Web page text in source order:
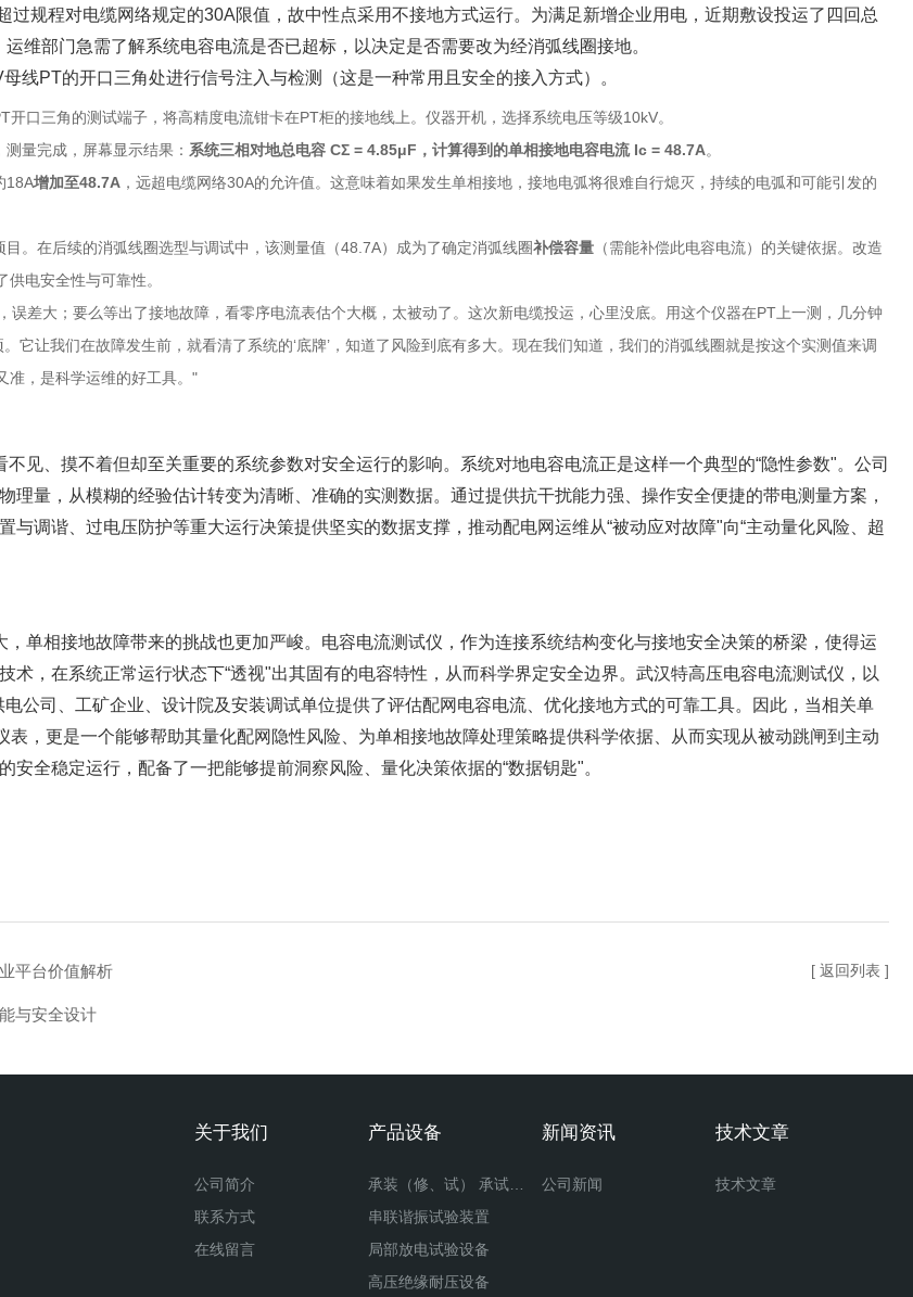
规程对电缆网络规定的30A限值，故中性点采用不接地方式运行。为满足新增企业用电，近期敷设投运了四回总
维部门急需了解系统电容电流是否已超标，以决定是否需要改为经消弧线圈接地。
线PT的开口三角处进行信号注入与检测（这是一种常用且安全的接入方式）。
口三角的测试端子，将高精度电流钳卡在PT柜的接地线上。仪器开机，选择系统电压等级10kV。
量完成，屏幕显示结果：‌ 系统三相对地总电容 CΣ = 4.85μF，计算得到的单相接地电容电流 Ic = 48.7A‌。
18A‌增加至48.7A ‌，远超电缆网络30A的允许值。这意味着如果发生单相接地，接地电弧将很难自行熄灭，持续的电弧和可能引发的
。在后续的消弧线圈选型与调试中，该测量值（48.7A）成为了确定消弧线圈‌补偿容量 ‌（需能补偿此电容电流）的关键依据。改造
电安全性与可靠性。
误差大；要么等出了接地故障，看零序电流表估个大概，太被动了。这次新电缆投运，心里没底。用这个仪器在PT上一测，几分钟
让我们在故障发生前，就看清了系统的‘底牌’，知道了风险到底有多大。现在我们知道，我们的消弧线圈就是按这个实测值来调
准，是科学运维的好工具。"
见、摸不着但却至关重要的系统参数对安全运行的影响。系统对地电容电流正是这样一个典型的“隐性参数"。公司
量，从模糊的经验估计转变为清晰、准确的实测数据。通过提供抗干扰能力强、操作安全便捷的带电测量方案，
调谐、过电压防护等重大运行决策提供坚实的数据支撑，推动配电网运维从“被动应对故障"向“主动量化风险、超
单相接地故障带来的挑战也更加严峻。电容电流测试仪，作为连接系统结构变化与接地安全决策的桥梁，使得运
，在系统正常运行状态下“透视"出其固有的电容特性，从而科学界定安全边界。武汉特高压电容电流测试仪，以
公司、工矿企业、设计院及安装调试单位提供了评估配网电容电流、优化接地方式的可靠工具。因此，当相关单
，更是一个能够帮助其量化配网隐性风险、为单相接地故障处理策略提供科学依据、从而实现从被动跳闸到主动
全稳定运行，配备了一把能够提前洞察风险、量化决策依据的“数据钥匙"。
平台价值解析
与安全设计
[ 返回列表 ]
关于我们
公司简介
联系方式
在线留言
产品设备
串联谐振试验装置
局部放电试验设备
高压绝缘耐压设备
新闻资讯
公司新闻
技术文章
技术文章